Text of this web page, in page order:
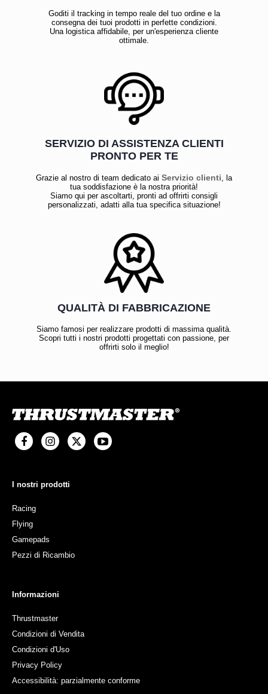
Goditi il tracking in tempo reale del tuo ordine e la
consegna dei tuoi prodotti in perfette condizioni.
Una logistica affidabile, per un'esperienza cliente
ottimale.
SERVIZIO DI ASSISTENZA CLIENTI
PRONTO PER TE
Grazie al nostro di team dedicato ai Servizio clienti, la
tua soddisfazione è la nostra priorità!
Siamo qui per ascoltarti, pronti ad offrirti consigli
personalizzati, adatti alla tua specifica situazione!
QUALITÀ DI FABBRICAZIONE
Siamo famosi per realizzare prodotti di massima qualità.
Scopri tutti i nostri prodotti progettati con passione, per
offrirti solo il meglio!
I nostri prodotti
Racing
Flying
Gamepads
Pezzi di Ricambio
Informazioni
Thrustmaster
Condizioni di Vendita
Condizioni d'Uso
Privacy Policy
Accessibilità: parzialmente conforme